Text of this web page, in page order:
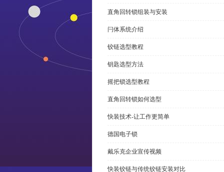
直角回转锁组装与安装
闩体系统介绍
铰链选型教程
钥匙选型方法
摇把锁选型教程
直角回转锁如何选型
快装技术-让工作更简单
德国电子锁
戴乐克企业宣传视频
快装铰链与传统铰链安装对比